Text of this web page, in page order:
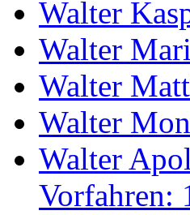
Walter
Walter
Walter
Walter
Walter
Vorfahren: